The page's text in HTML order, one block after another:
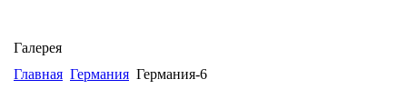
Галерея
Главная Германия Германия-6